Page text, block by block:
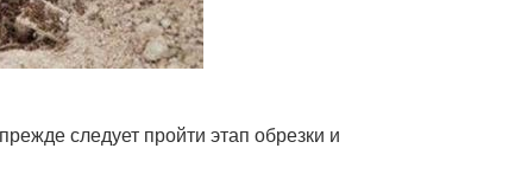
следует пройти этап обрезки и